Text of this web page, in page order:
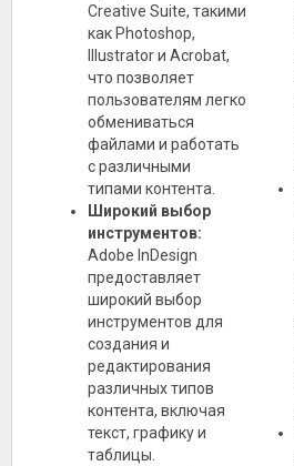
Creative Suite, такими
как Photoshop,
Illustrator и Acrobat,
что позволяет
пользователям легко
обмениваться
файлами и работать
с различными
типами контента.
Широкий выбор
инструментов:
Adobe InDesign
предоставляет
широкий выбор
инструментов для
создания и
редактирования
различных типов
контента, включая
текст, графику и
таблицы.